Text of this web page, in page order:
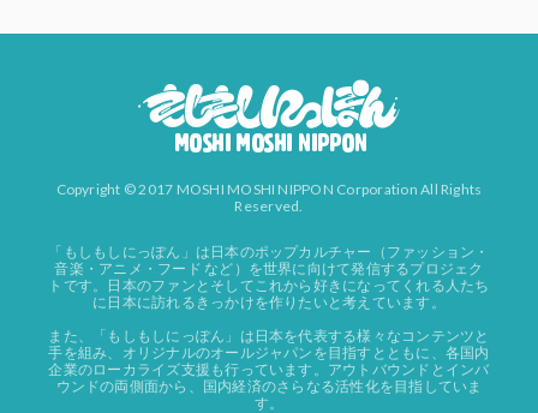
Copyright © 2017 MOSHI MOSHI NIPPON Corporation All Rights
Reserved.
「もしもしにっぽん」は日本のポップカルチャー（ファッション・
音楽・アニメ・フード など）を世界に向けて発信するプロジェク
トです。日本のファンとそしてこれから好きになってくれる人たち
に日本に訪れるきっかけを作りたいと考えています。
また、「もしもしにっぽん」は日本を代表する様々なコンテンツと
手を組み、オリジナルのオールジャパンを目指すとともに、各国内
企業のローカライズ支援も行っています。アウトバウンドとインバ
ウンドの両側面から、国内経済のさらなる活性化を目指していま
す。